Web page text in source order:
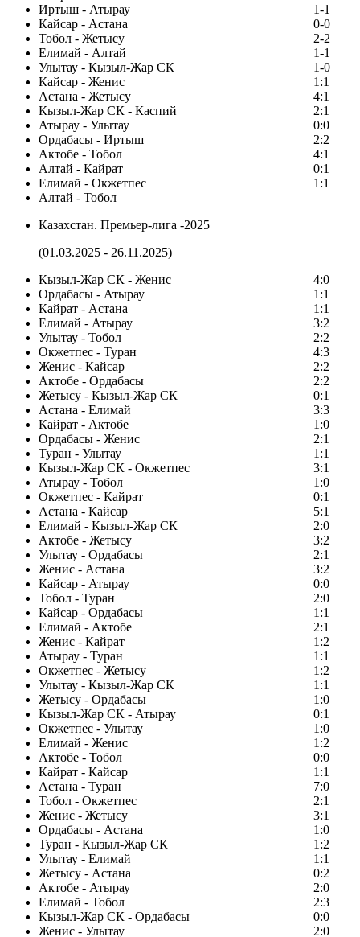
Иртыш - Атырау
1-1
Кайсар - Астана
0-0
Тобол - Жетысу
2-2
Елимай - Алтай
1-1
Улытау - Кызыл-Жар СК
1-0
Кайсар - Женис
1:1
Астана - Жетысу
4:1
Кызыл-Жар СК - Каспий
2:1
Атырау - Улытау
0:0
Ордабасы - Иртыш
2:2
Актобе - Тобол
4:1
Алтай - Кайрат
0:1
Елимай - Окжетпес
1:1
Алтай - Тобол
Казахстан. Премьер-лига -2025
(01.03.2025 - 26.11.2025)
Кызыл-Жар СК - Женис
4:0
Ордабасы - Атырау
1:1
Кайрат - Астана
1:1
Елимай - Атырау
3:2
Улытау - Тобол
2:2
Окжетпес - Туран
4:3
Женис - Кайсар
2:2
Актобе - Ордабасы
2:2
Жетысу - Кызыл-Жар СК
0:1
Астана - Елимай
3:3
Кайрат - Актобе
1:0
Ордабасы - Женис
2:1
Туран - Улытау
1:1
Кызыл-Жар СК - Окжетпес
3:1
Атырау - Тобол
1:0
Окжетпес - Кайрат
0:1
Астана - Кайсар
5:1
Елимай - Кызыл-Жар СК
2:0
Актобе - Жетысу
3:2
Улытау - Ордабасы
2:1
Женис - Астана
3:2
Кайсар - Атырау
0:0
Тобол - Туран
2:0
Кайсар - Ордабасы
1:1
Елимай - Актобе
2:1
Женис - Кайрат
1:2
Атырау - Туран
1:1
Окжетпес - Жетысу
1:2
Улытау - Кызыл-Жар СК
1:1
Жетысу - Ордабасы
1:0
Кызыл-Жар СК - Атырау
0:1
Окжетпес - Улытау
1:0
Елимай - Женис
1:2
Актобе - Тобол
0:0
Кайрат - Кайсар
1:1
Астана - Туран
7:0
Тобол - Окжетпес
2:1
Женис - Жетысу
3:1
Ордабасы - Астана
1:0
Туран - Кызыл-Жар СК
1:2
Улытау - Елимай
1:1
Жетысу - Астана
0:2
Актобе - Атырау
2:0
Елимай - Тобол
2:3
Кызыл-Жар СК - Ордабасы
0:0
Женис - Улытау
2:0